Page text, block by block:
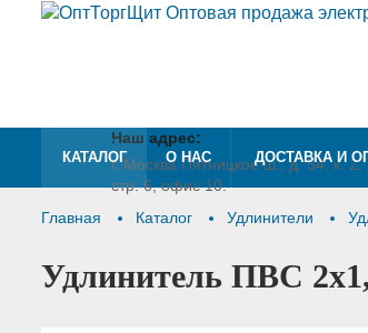
placeНаш адрес:
г. Москва Пятницкое ш., д. 54, к. 2,
стр. 6, офис 10.
КАТАЛОГ О НАС ДОСТАВКА И
Главная Каталог Удлинители
Удлинитель ПВС